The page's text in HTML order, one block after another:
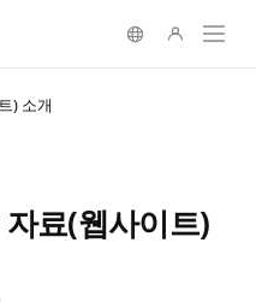
) 소개
자료(웹사이트)